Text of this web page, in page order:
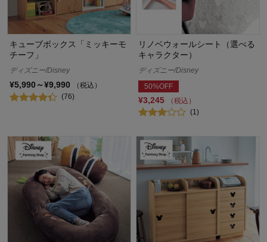
キューブボックス「ミッキーモ
チーフ」
ディズニー/Disney
¥5,990～¥9,990
（税込）
(76)
リノベウォールシート（選べる
キャラクター）
ディズニー/Disney
50%OFF
¥3,245
（税込）
(1)